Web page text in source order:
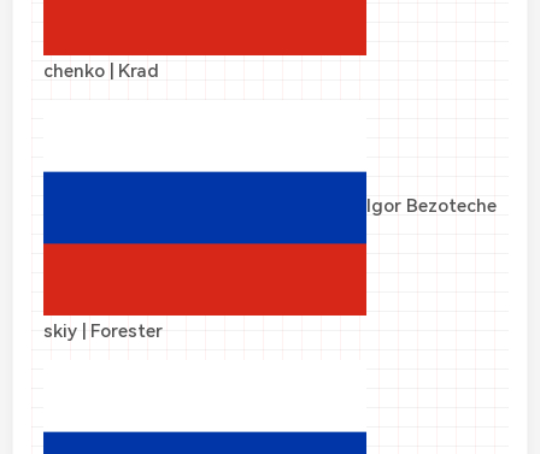
chenko | Krad
Igor Bezoteche
skiy | Forester